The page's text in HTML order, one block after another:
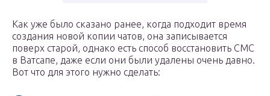
Как уже было сказано ранее, когда подходит время
создания новой копии чатов, она записывается
поверх старой, однако есть способ восстановить СМС
в Ватсапе, даже если они были удалены очень давно.
Вот что для этого нужно сделать: